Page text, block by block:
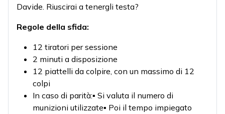
Davide. Riuscirai a tenergli testa?
Regole della sfida:
12 tiratori per sessione
2 minuti a disposizione
12 piattelli da colpire, con un massimo di 12
colpi
In caso di parità:▪️ Si valuta il numero di
munizioni utilizzate▪️ Poi il tempo impiegato